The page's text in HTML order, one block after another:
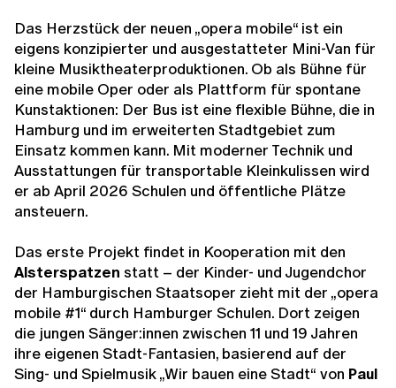
Das Herzstück der neuen „opera mobile“ ist ein
eigens konzipierter und ausgestatteter Mini-Van für
kleine Musiktheaterproduktionen. Ob als Bühne für
eine mobile Oper oder als Plattform für spontane
Kunstaktionen: Der Bus ist eine flexible Bühne, die in
Hamburg und im erweiterten Stadtgebiet zum
Einsatz kommen kann. Mit moderner Technik und
Ausstattungen für transportable Klein­kulissen wird
er ab April 2026 Schulen und öffentliche Plätze
ansteuern.
Das erste Projekt findet in Kooperation mit den
Alsterspatzen statt – der Kinder- und Jugendchor
der Hamburgischen Staatsoper zieht mit der „opera
mobile #1“ durch Hamburger Schulen. Dort zeigen
die jungen Sänger:innen zwischen 11 und 19 Jahren
ihre eigenen Stadt-Fantasien, basierend auf der
Sing- und Spielmusik „Wir bauen eine Stadt“ von Paul